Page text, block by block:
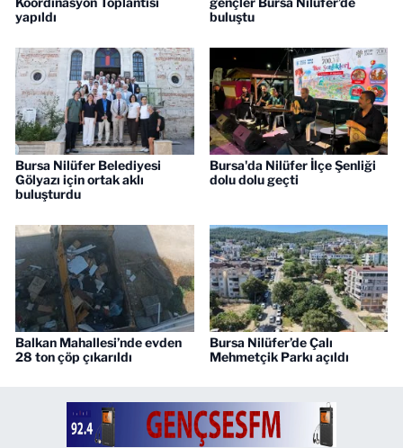
yapıldı
buluştu
Bursa Nilüfer Belediyesi
Gölyazı için ortak aklı
buluşturdu
Bursa'da Nilüfer İlçe Şenliği
dolu dolu geçti
Balkan Mahallesi’nde evden
28 ton çöp çıkarıldı
Bursa Nilüfer’de Çalı
Mehmetçik Parkı açıldı